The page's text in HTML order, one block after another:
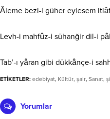
Âleme bezl-i güher eylesem
Levh-i mahfûz-i sühanğir dil-i
Tab’-ı yâran gibi dükkânçe-i
ETİKETLER: edebiyat, Kültür, şair, Sanat,
Yorumlar